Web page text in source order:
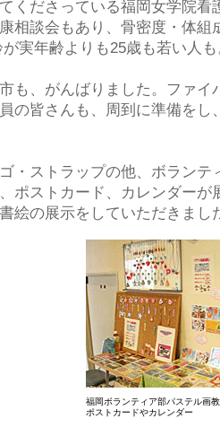
くださっている福岡女学院看
相談会もあり、骨密度・体組
実年齢よりも25歳も若い人
も、がんばりました。ファイ
の皆さんも、周到に準備をし
・ストラップの他、ボランテ
ポストカード、カレンダーが
絵の展示をしていただきまし
福岡ボランティア部パステル画
ポストカードやカレンダー